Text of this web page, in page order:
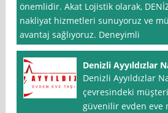
önemlidir. Akat Lojistik olarak,
nakliyat hizmetleri sunuyoruz ve
avantaj sağlıyoruz. Deneyimli
Denizli Ayyıldızlar
Denizli Ayyıldızlar
çevresindeki
güvenilir evden eve